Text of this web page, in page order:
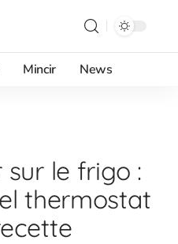
Mincir News
sur le frigo :
thermostat